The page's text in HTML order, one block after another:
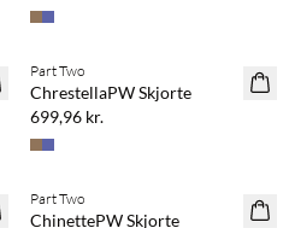
NYHED
Part Two
ChrestellaPW Skjorte
699,96 kr.
NYHED
Part Two
ChinettePW Skjorte